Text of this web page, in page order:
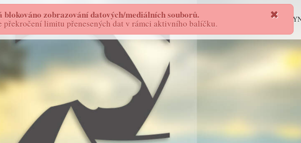
blokováno zobrazování datových/mediálních souborů.
překročení limitu přenesených dat v rámci aktivního balíčku.
FOTOSTORY - AS WO-DO